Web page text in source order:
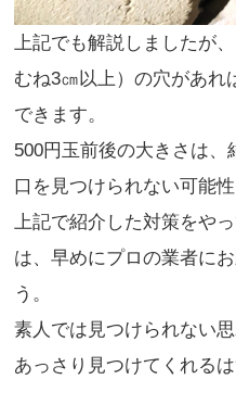
上記でも解説しましたが
むね3㎝以上）の穴があれ
できます。
500円玉前後の大きさは、
口を見つけられない可能性
上記で紹介した対策をや
は、早めにプロの業者に
う。
素人では見つけられない
あっさり見つけてくれるは